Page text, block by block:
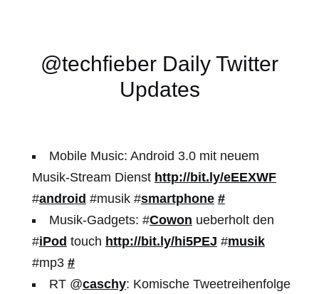
@techfieber Daily Twitter
Updates
Mobile Music: Android 3.0 mit neuem
Musik-Stream Dienst http://bit.ly/eEEXWF
#android #musik #smartphone #
Musik-Gadgets: #Cowon ueberholt den
#iPod touch http://bit.ly/hi5PEJ #musik
#mp3 #
RT @caschy: Komische Tweetreihenfolge